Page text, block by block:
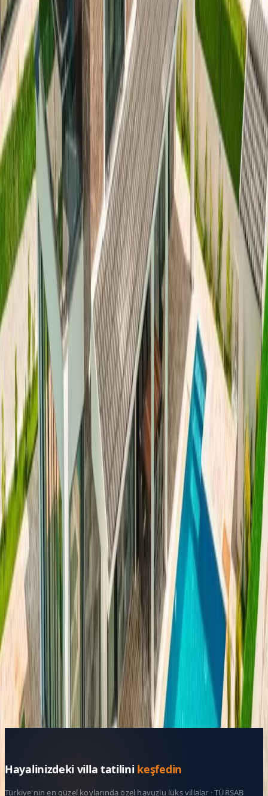
Yatak Odaları;
1. Yatak Odası: 1 Adet çift kişilik yatak, komodin, makyaj masası,
elbise dolabı, klima, balkon, banyo & tuvalet bulunmaktadır.
2. Yatak Odası: 1 Adet çift kişilik yatak, komodin, makyaj masası,
elbise dolabı, klima, balkon ve banyo & tuvalet bulunmaktadır.
3. Yatak Odası:
2 Adet tek kişilik yatak, komodin, makyaj masası,
elbise dolabı, klima, balkon ve banyo & tuvalet bulunmaktadır.
4. Yatak Odası:1 Adet çift kişilik yatak, komodin, makyaj masası,
elbise dolabı, klima, balkon ve banyo & tuvalet bulunmaktadır.
Başlangıç Fiyatı
8.000
gecelik en düşük fiyat
başlayan fiyatlarla
Resmi Belge
Kültür ve Turizm Bakanlığı
Belge No:48-9291
Giriş - Çıkış Tarihi Tarih aralığı seçin
Yetişkin Çocuk
Konaklama Kuralı
Minimum
5
Rezerve Et
Hızlı İletişim
+90(242) 844-3312
+90(541) 844-3312
info@tatilvillasi.com.tr
Başlangıç Fiyatı
₺
8.000 /geceden
başlayan fiyatlarla
Resmi Belge
Kültür ve Turizm Bakanlığı
Belge No:
48-9291
Giriş - Çıkış Tarihi
Çocuk Sayısı
Rezerve Et
Hayalinizdeki villa tatilini keşfedin
Türkiye'nin en güzel koylarında özel havuzlu lüks villalar · TÜRSAB